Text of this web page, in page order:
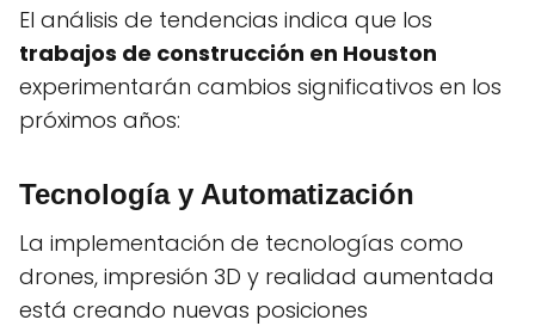
El análisis de tendencias indica que los
trabajos de construcción en Houston
experimentarán cambios significativos en los
próximos años:
Tecnología y Automatización
La implementación de tecnologías como
drones, impresión 3D y realidad aumentada
está creando nuevas posiciones